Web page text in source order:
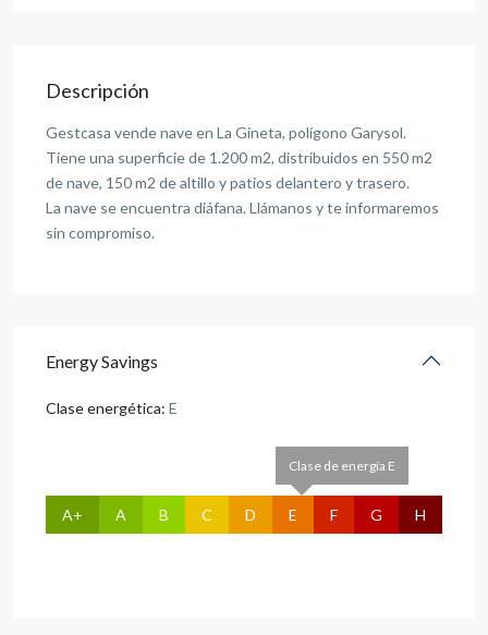
Descripción
Gestcasa vende nave en La Gineta, polígono Garysol.
Tiene una superficie de 1.200 m2, distribuidos en 550 m2
de nave, 150 m2 de altillo y patios delantero y trasero.
La nave se encuentra diáfana. Llámanos y te informaremos
sin compromiso.
Energy Savings
Clase energética: E
A+ A B C D
Clase de energía E
E F G H